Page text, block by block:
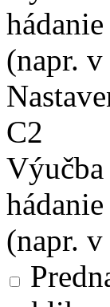
(napr.
C2
Výučba
(napr.